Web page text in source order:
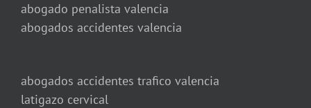
abogado penalista valencia
abogados accidentes valencia
abogados accidentes trafico valencia
latigazo cervical